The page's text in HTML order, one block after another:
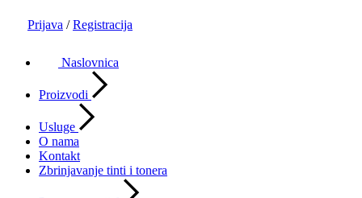
Prijava / Registracija
Naslovnica
Proizvodi
Usluge
O nama
Kontakt
Zbrinjavanje tinti i tonera